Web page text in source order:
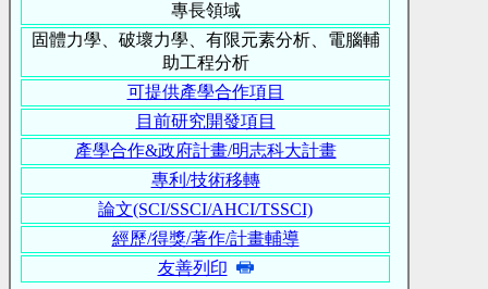
專長領域
固體力學、破壞力學、有限元素分析、電腦輔
助工程分析
可提供產學合作項目
目前研究開發項目
產學合作&政府計畫/明志科大計畫
專利/技術移轉
論文(SCI/SSCI/AHCI/TSSCI)
經歷/得獎/著作/計畫輔導
友善列印